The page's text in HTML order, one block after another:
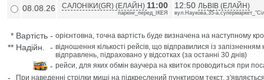
08.08.26
САЛОНІКИ(GR) (ЕЛАЙН) 11:00
паркінг_перед_ІКЕЯ
12:50 ЛЬВІВ (ЕЛАЙН)
вул.Наукова,35-
* Вартість - орієнтовна, точна вартість буде визначена на наступному
** Надійн. - відношення кількості рейсів, що відправилися із
відправлень, підраховано у відсотках (за останні 30 днів)
- рейси, для яких обмін ваучера на квиток проводиться при
- При наведенні стрілки миші на підкреслений пунктиром текст,